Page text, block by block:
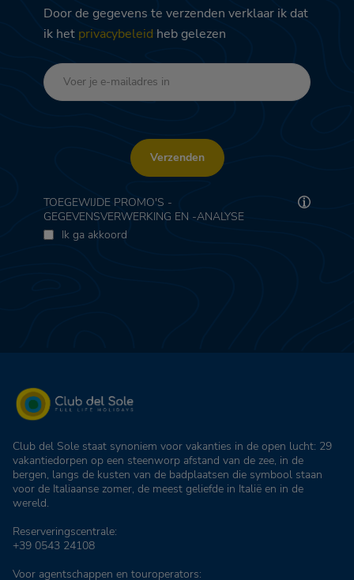
Door de gegevens te verzenden verklaar ik dat
ik het privacybeleid heb gelezen
Verzenden
TOEGEWIJDE PROMO'S -
GEGEVENSVERWERKING EN -ANALYSE
Ik ga akkoord
Club del Sole staat synoniem voor vakanties in de open lucht: 29
vakantiedorpen op een steenworp afstand van de zee, in de
bergen, langs de kusten van de badplaatsen die symbool staan
voor de Italiaanse zomer, de meest geliefde in Italië en in de
wereld.
Reserveringscentrale:
+39 0543 24108
Voor agentschappen en touroperators: